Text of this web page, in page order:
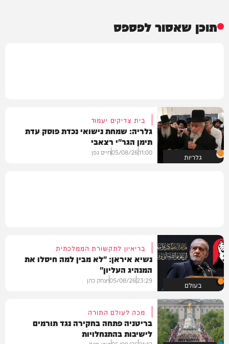
תוכן שאסור לפספס
גלריות
בית צדיקים יעמוד
גלריה: שמחת נישואי נכדת פוסק עדת
תימן הגר"י רצאבי
11:00
05/08/26חיים גפן
בעולם
בריאיון לתקשורת הממלכתית
נשיא איראן: "לא מבין למה חיסלו את
המנהיג העליון"
23:29
05/08/26יצחק כהן
מכה לעולם התורה
בריטניה פתחה בחקירה נגד תורמים
לישיבות בהתנחלויות